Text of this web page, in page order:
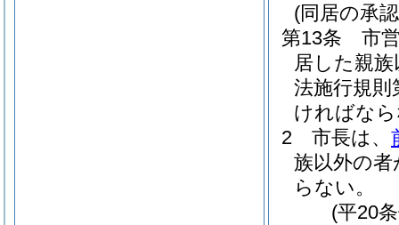
(同居の承
第13条
市
居した親
法施行規
ければな
2
市長は、
族以外の
らない。
(平20